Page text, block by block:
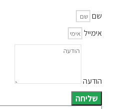
שם
אימייל
הודעה
שליחה